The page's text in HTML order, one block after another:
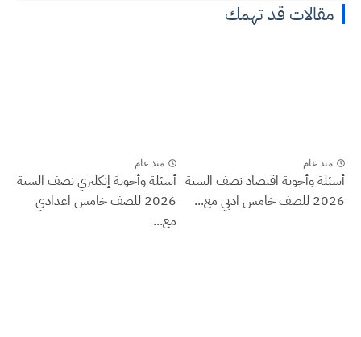
مقالات قد تهمك
منذ عام
أسئلة وأجوبة اقتصاد نصف السنة
2026 للصف خامس ادبي مع...
منذ عام
أسئلة وأجوبة إنكليزي نصف السنة
2026 للصف خامس اعدادي
مع...